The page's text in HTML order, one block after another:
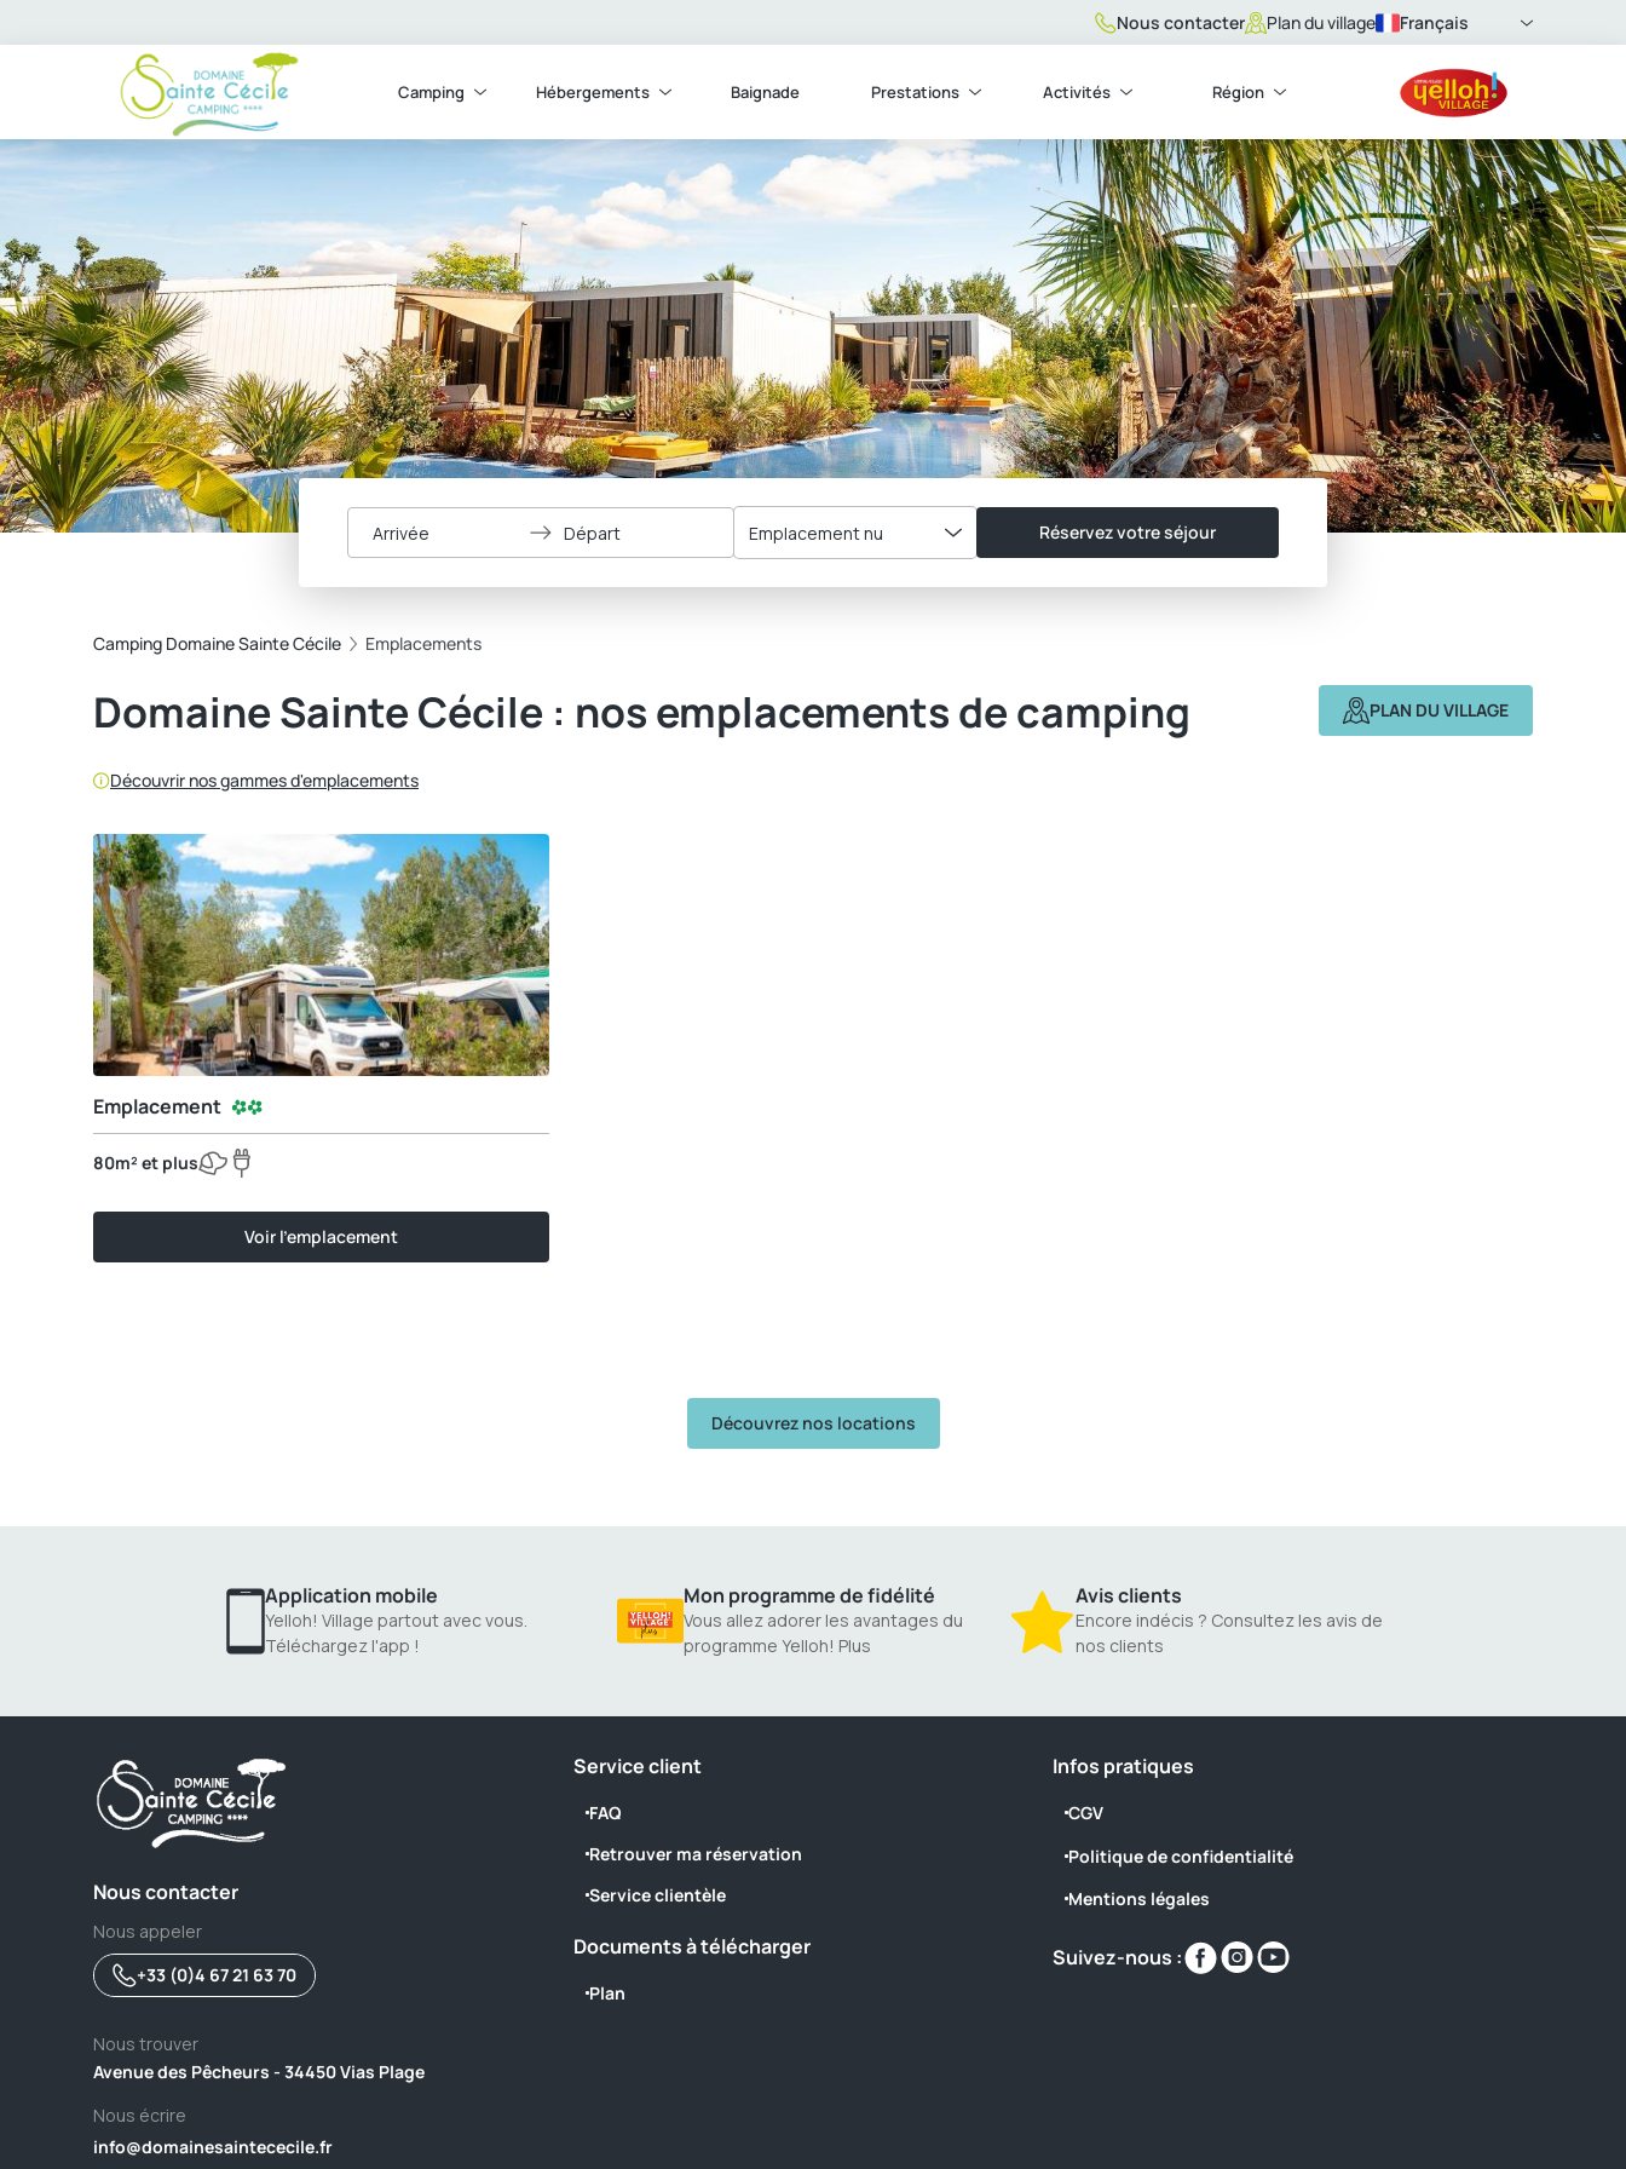
Nous contacter Plan du village Français
Camping Hébergements Baignade Prestations Activités Région
Arrivée Départ Emplacement nu Réservez votre séjour
Camping Domaine Sainte Cécile Emplacements
Domaine Sainte Cécile : nos emplacements de camping PLAN DU VILLAGE
Découvrir nos gammes d'emplacements
Emplacement
80m² et plus
Voir l'emplacement
Découvrez nos locations
Application mobile
Yelloh! Village partout avec vous.
Téléchargez l'app !
Mon programme de fidélité
Vous allez adorer les avantages du
programme Yelloh! Plus
Avis clients
Encore indécis ? Consultez les avis de
nos clients
Nous contacter
Nous appeler
+33 (0)4 67 21 63 70
Nous trouver
Avenue des Pêcheurs - 34450 Vias Plage
Nous écrire
info@domainesaintececile.fr
Service client
FAQ
Retrouver ma réservation
Service clientèle
Documents à télécharger
Plan
Infos pratiques
CGV
Politique de confidentialité
Mentions légales
Suivez-nous :
Retrouvez-
nous
Retrouvez-
nous